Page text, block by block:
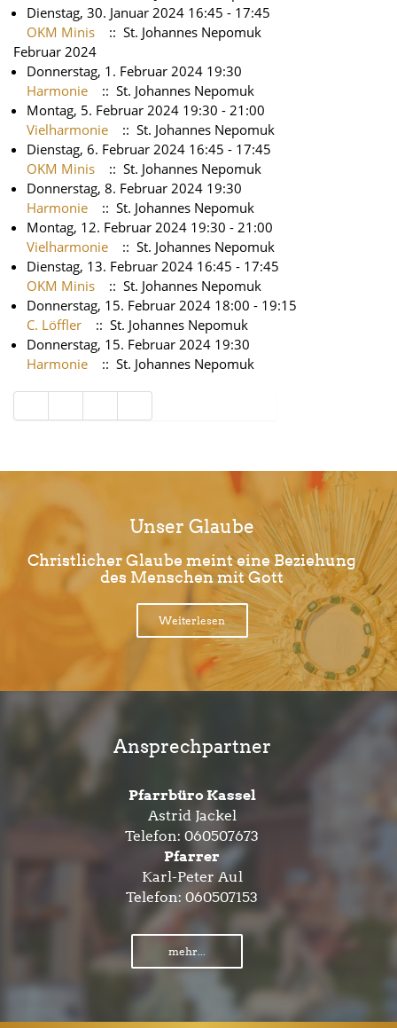
Dienstag, 30. Januar 2024 16:45 - 17:45
OKM Minis
:: St. Johannes Nepomuk
Februar 2024
Donnerstag, 1. Februar 2024 19:30
Harmonie
:: St. Johannes Nepomuk
Montag, 5. Februar 2024 19:30 - 21:00
Vielharmonie
:: St. Johannes Nepomuk
Dienstag, 6. Februar 2024 16:45 - 17:45
OKM Minis
:: St. Johannes Nepomuk
Donnerstag, 8. Februar 2024 19:30
Harmonie
:: St. Johannes Nepomuk
Montag, 12. Februar 2024 19:30 - 21:00
Vielharmonie
:: St. Johannes Nepomuk
Dienstag, 13. Februar 2024 16:45 - 17:45
OKM Minis
:: St. Johannes Nepomuk
Donnerstag, 15. Februar 2024 18:00 - 19:15
C. Löffler
:: St. Johannes Nepomuk
Donnerstag, 15. Februar 2024 19:30
Harmonie
:: St. Johannes Nepomuk
Limite der Paginierungsliste
Unser Glaube
Christlicher Glaube meint eine Beziehung
des Menschen mit Gott
Weiterlesen
Ansprechpartner
Pfarrbüro Kassel
Astrid Jackel
Telefon: 060507673
Pfarrer
Karl-Peter Aul
Telefon: 060507153
mehr...